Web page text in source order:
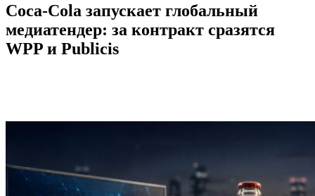
Coca-Cola запускает глобальный
медиатендер: за контракт сразятся
WPP и Publicis